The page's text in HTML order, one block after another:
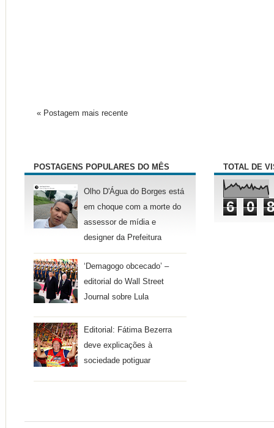
« Postagem mais recente
POSTAGENS POPULARES DO MÊS
Olho D'Água do Borges está
em choque com a morte do
assessor de mídia e
designer da Prefeitura
‘Demagogo obcecado’ –
editorial do Wall Street
Journal sobre Lula
Editorial: Fátima Bezerra
deve explicações à
sociedade potiguar
TOTAL DE
6 0 8